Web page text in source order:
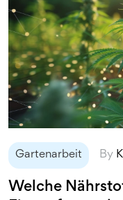
Gartenarbeit By
Welche